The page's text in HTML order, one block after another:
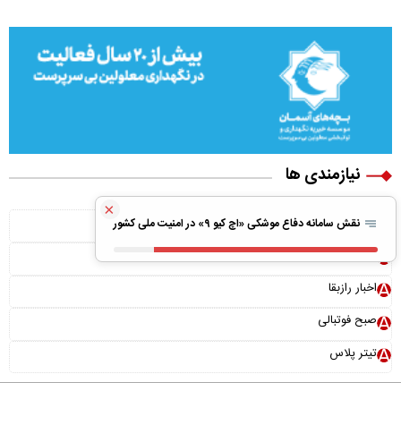
نیازمندی ها
ویلا پیش ساخته
بونوس رایگان
اخبار رازبقا
صبح فوتبالی
تیتر پلاس
×
نقش سامانه دفاع موشکی «اچ کیو ۹» در امنیت ملی کشور